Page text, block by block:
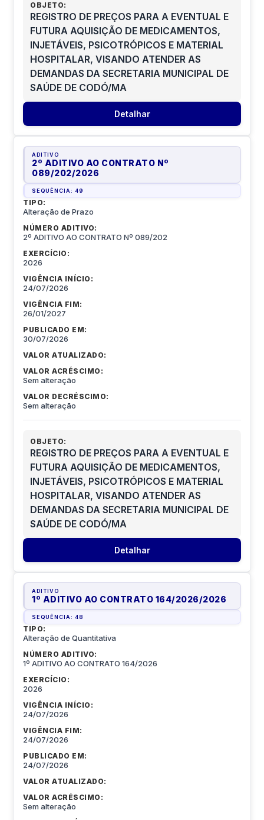
OBJETO:
REGISTRO DE PREÇOS PARA A EVENTUAL E
FUTURA AQUISIÇÃO DE MEDICAMENTOS,
INJETÁVEIS, PSICOTRÓPICOS E MATERIAL
HOSPITALAR, VISANDO ATENDER AS
DEMANDAS DA SECRETARIA MUNICIPAL DE
SAÚDE DE CODÓ/MA
Detalhar
ADITIVO
2º ADITIVO AO CONTRATO Nº
089/202/2026
SEQUÊNCIA:49
TIPO:
Alteração de Prazo
NÚMERO ADITIVO:
2º ADITIVO AO CONTRATO Nº 089/202
EXERCÍCIO:
2026
VIGÊNCIA INÍCIO:
24/07/2026
VIGÊNCIA FIM:
26/01/2027
PUBLICADO EM:
30/07/2026
VALOR ATUALIZADO:
VALOR ACRÉSCIMO:
Sem alteração
VALOR DECRÉSCIMO:
Sem alteração
OBJETO:
REGISTRO DE PREÇOS PARA A EVENTUAL E
FUTURA AQUISIÇÃO DE MEDICAMENTOS,
INJETÁVEIS, PSICOTRÓPICOS E MATERIAL
HOSPITALAR, VISANDO ATENDER AS
DEMANDAS DA SECRETARIA MUNICIPAL DE
SAÚDE DE CODÓ/MA
Detalhar
ADITIVO
1º ADITIVO AO CONTRATO 164/2026/2026
SEQUÊNCIA:48
TIPO:
Alteração de Quantitativa
NÚMERO ADITIVO:
1º ADITIVO AO CONTRATO 164/2026
EXERCÍCIO:
2026
VIGÊNCIA INÍCIO:
24/07/2026
VIGÊNCIA FIM:
24/07/2026
PUBLICADO EM:
24/07/2026
VALOR ATUALIZADO:
VALOR ACRÉSCIMO:
Sem alteração